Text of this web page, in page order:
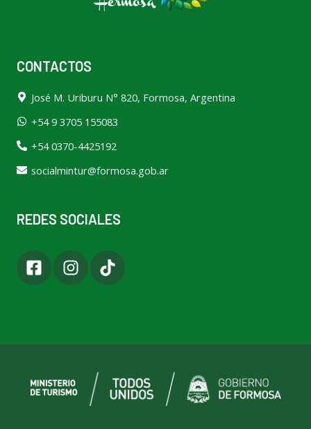
CONTACTOS
José M. Uriburu N° 820, Formosa, Argentina
+54 9 3705 155083
+54 0370-4425192
socialmintur@formosa.gob.ar
REDES SOCIALES